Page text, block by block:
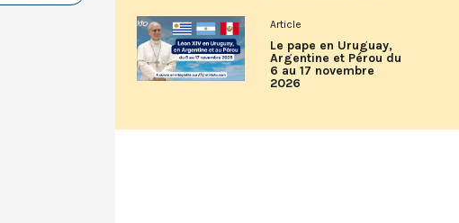
Article
Le pape en Uruguay,
Argentine et Pérou du
6 au 17 novembre
2026